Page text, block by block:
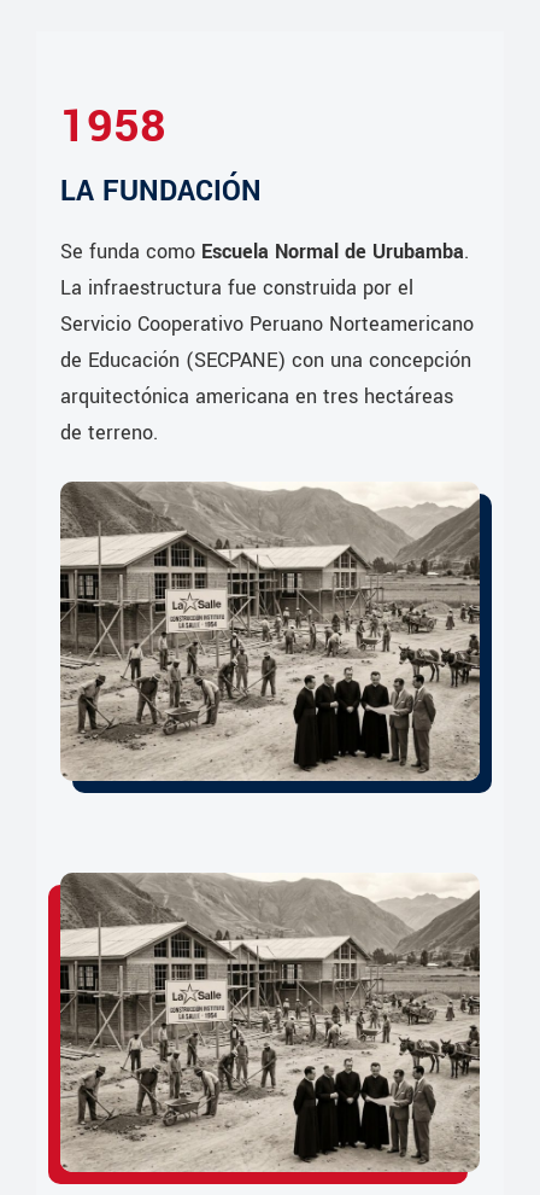
1958
LA FUNDACIÓN
Se funda como Escuela Normal de Urubamba.
La infraestructura fue construida por el
Servicio Cooperativo Peruano Norteamericano
de Educación (SECPANE) con una concepción
arquitectónica americana en tres hectáreas
de terreno.